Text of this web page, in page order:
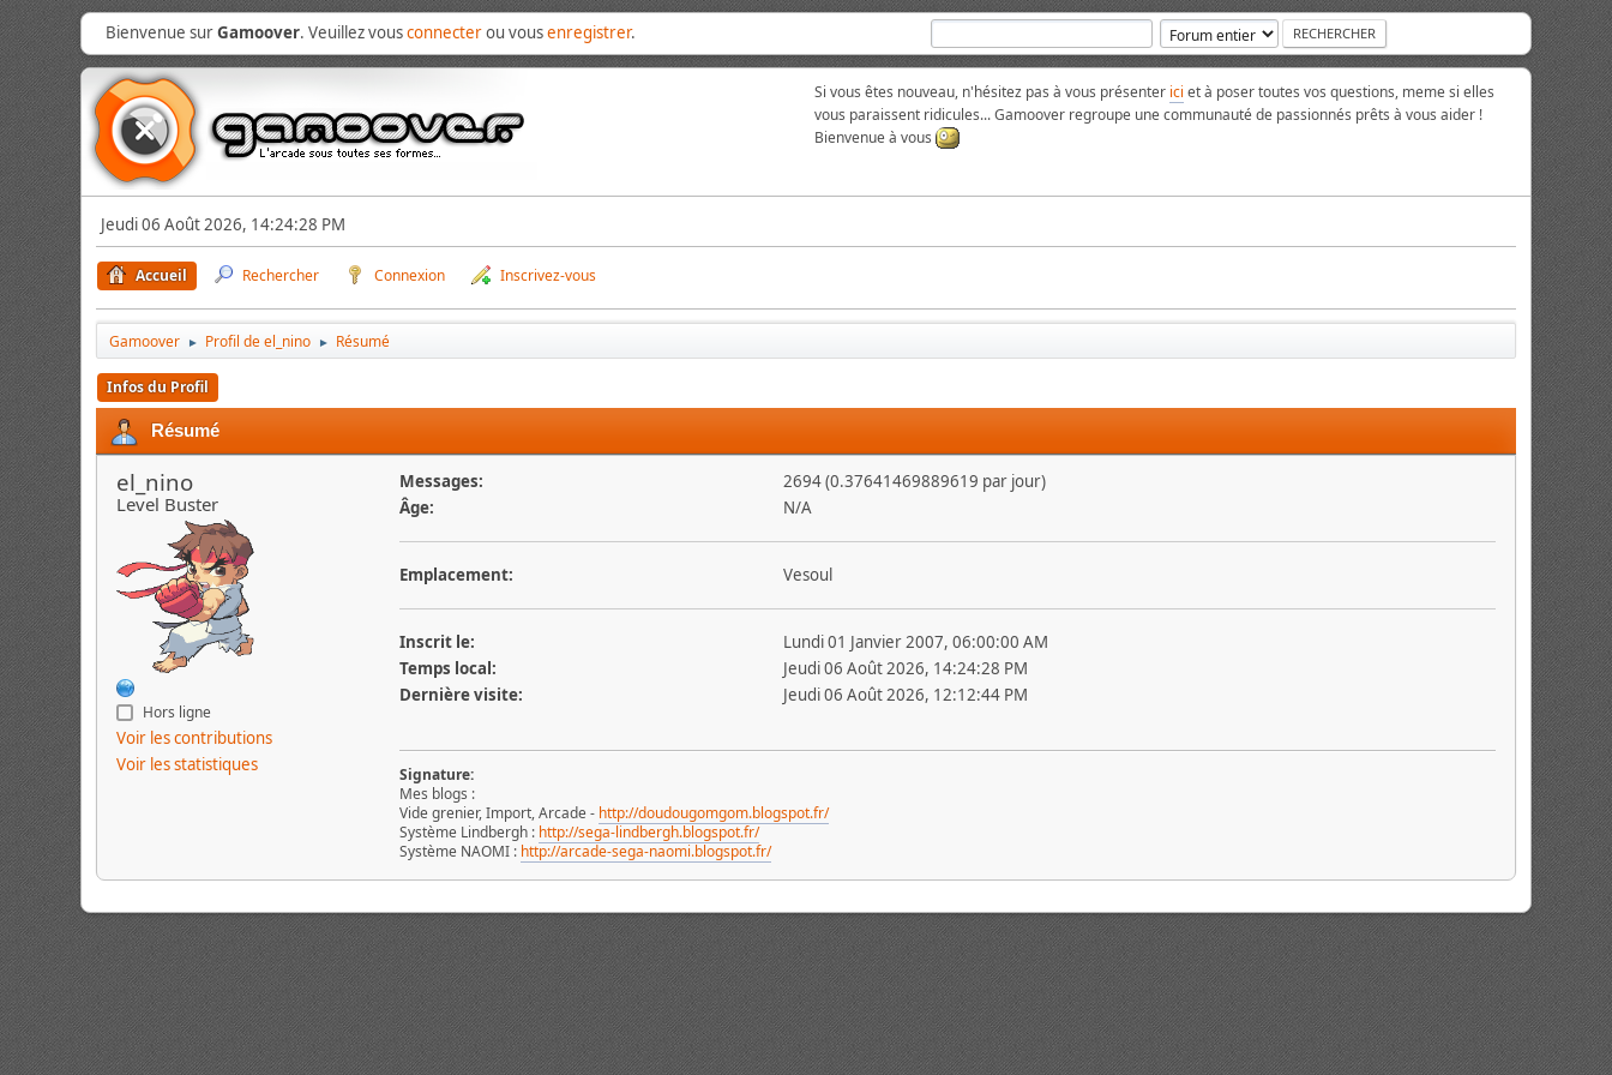
Bienvenue surGamoover. Veuillez vousconnecterou vousenregistrer.
Si vous êtes nouveau, n'hésitez pas à vous présenter ici et à poser toutes vos questions, meme si elles
vous paraissent ridicules... Gamoover regroupe une communauté de passionnés prêts à vous aider !
Bienvenue à vous
Jeudi 06 Août 2026, 14:24:28 PM
Accueil Rechercher Connexion Inscrivez-vous
Gamoover ► Profil de el_nino ► Résumé
Infos du Profil
Résumé
el_nino
Level Buster
Hors ligne
Voir les contributions
Voir les statistiques
Messages:
2694 (0.37641469889619 par jour)
Âge:
N/A
Emplacement: Vesoul
Inscrit le:
Lundi 01 Janvier 2007, 06:00:00 AM
Temps local:
Jeudi 06 Août 2026, 14:24:28 PM
Dernière visite:
Jeudi 06 Août 2026, 12:12:44 PM
Signature:
Mes blogs :
Vide grenier, Import, Arcade - http://doudougomgom.blogspot.fr/
Système Lindbergh : http://sega-lindbergh.blogspot.fr/
Système NAOMI : http://arcade-sega-naomi.blogspot.fr/